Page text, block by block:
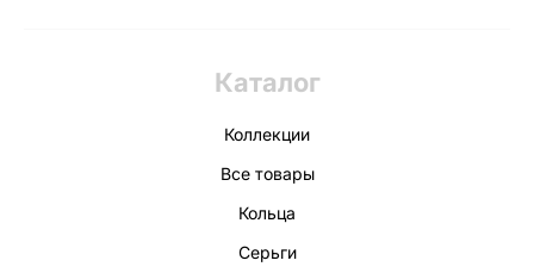
Каталог
Коллекции
Все товары
Кольца
Серьги